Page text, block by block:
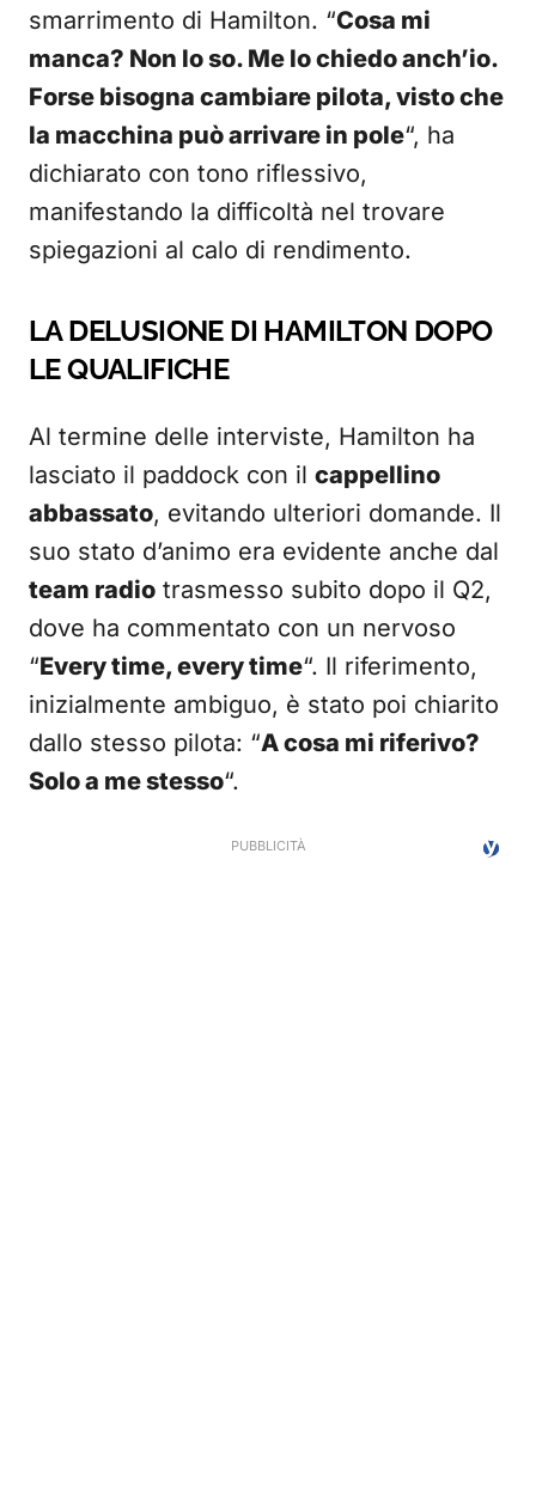
smarrimento di Hamilton. “Cosa mi
manca? Non lo so. Me lo chiedo anch’io.
Forse bisogna cambiare pilota, visto che
la macchina può arrivare in pole“, ha
dichiarato con tono riflessivo,
manifestando la difficoltà nel trovare
spiegazioni al calo di rendimento.
LA DELUSIONE DI HAMILTON DOPO
LE QUALIFICHE
Al termine delle interviste, Hamilton ha
lasciato il paddock con il cappellino
abbassato, evitando ulteriori domande. Il
suo stato d’animo era evidente anche dal
team radio trasmesso subito dopo il Q2,
dove ha commentato con un nervoso
“Every time, every time“. Il riferimento,
inizialmente ambiguo, è stato poi chiarito
dallo stesso pilota: “A cosa mi riferivo?
Solo a me stesso“.